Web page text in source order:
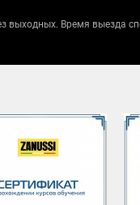
выходных. Время выезда